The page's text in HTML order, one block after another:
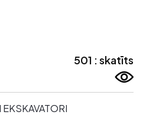
501 : skatīts